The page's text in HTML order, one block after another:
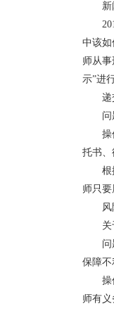
中该如
师从
示”进
递
操
托书、
根
师只
保障不
操
师有